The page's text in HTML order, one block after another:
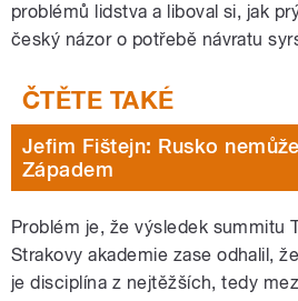
problémů lidstva a liboval si, jak
český názor o potřebě návratu
Jefim Fištejn: Rusko
Západem
Problém je, že výsledek summitu
Strakovy akademie zase odhalil,
je disciplína z nejtěžších, tedy